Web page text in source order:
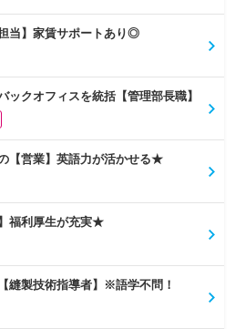
当】家賃サポートあり◎
ックオフィスを統括【管理部長職】
【営業】英語力が活かせる★
福利厚生が充実★
縫製技術指導者】※語学不問！